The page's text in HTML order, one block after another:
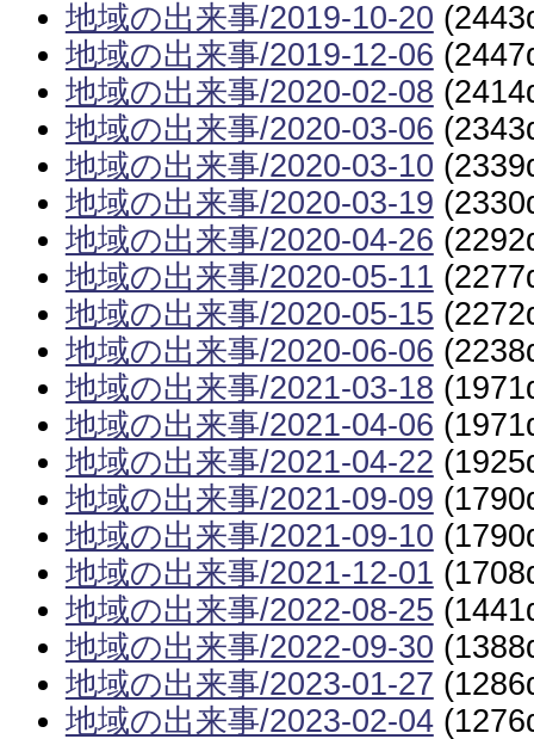
地域の出来事/2019-10-20
地域の出来事/2019-12-06
地域の出来事/2020-02-08
地域の出来事/2020-03-06
地域の出来事/2020-03-10
地域の出来事/2020-03-19
地域の出来事/2020-04-26
地域の出来事/2020-05-11
地域の出来事/2020-05-15
地域の出来事/2020-06-06
地域の出来事/2021-03-18
地域の出来事/2021-04-06
地域の出来事/2021-04-22
地域の出来事/2021-09-09
地域の出来事/2021-09-10
地域の出来事/2021-12-01
地域の出来事/2022-08-25
地域の出来事/2022-09-30
地域の出来事/2023-01-27
地域の出来事/2023-02-04